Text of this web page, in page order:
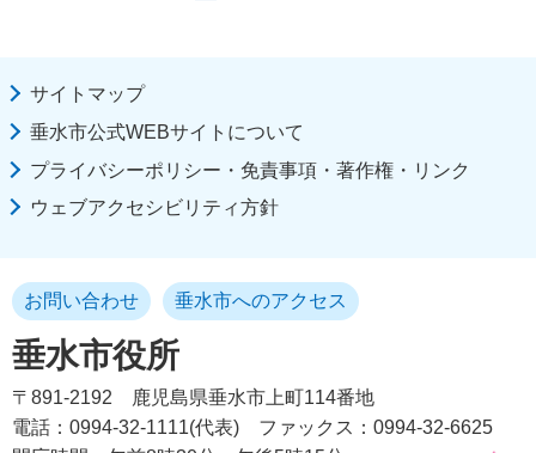
サイトマップ
垂水市公式WEBサイトについて
プライバシーポリシー・免責事項・著作権・リンク
ウェブアクセシビリティ方針
垂水市役所
お問い合わせ 垂水市へのアクセス
〒891-2192
鹿児島県垂水市上町114番地
電話：0994-32-1111(代表)
ファックス：0994-32-6625